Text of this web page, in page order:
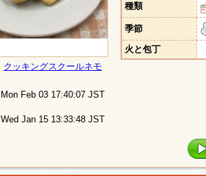
クッキングスクールネモ
Mon Feb 03 17:40:07 JST
Wed Jan 15 13:33:48 JST
種類
季節
火と包丁